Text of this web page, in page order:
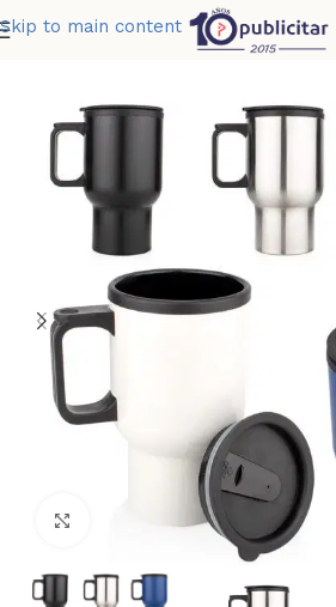
Skip to main content
BOTELLA BOLD
Clic para ampliar